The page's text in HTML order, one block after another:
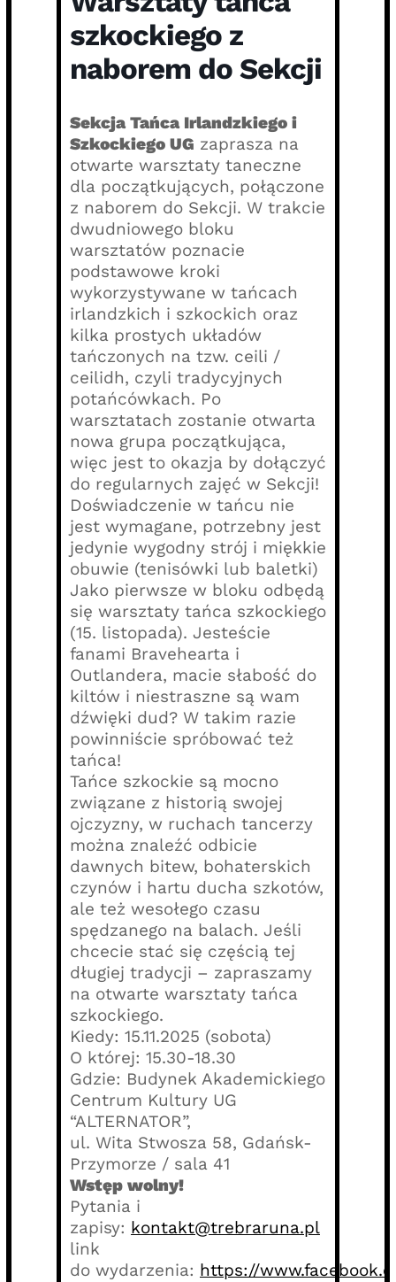
szkockiego z
naborem do Sekcji
Sekcja Tańca Irlandzkiego i
Szkockiego UG zaprasza na
otwarte warsztaty taneczne
dla początkujących, połączone
z naborem do Sekcji. W trakcie
dwudniowego bloku
warsztatów poznacie
podstawowe kroki
wykorzystywane w tańcach
irlandzkich i szkockich oraz
kilka prostych układów
tańczonych na tzw. ceili /
ceilidh, czyli tradycyjnych
potańcówkach. Po
warsztatach zostanie otwarta
nowa grupa początkująca,
więc jest to okazja by dołączyć
do regularnych zajęć w Sekcji!
Doświadczenie w tańcu nie
jest wymagane, potrzebny jest
jedynie wygodny strój i miękkie
obuwie (tenisówki lub baletki)
Jako pierwsze w bloku odbędą
się warsztaty tańca szkockiego
(15. listopada). Jesteście
fanami Bravehearta i
Outlandera, macie słabość do
kiltów i niestraszne są wam
dźwięki dud? W takim razie
powinniście spróbować też
tańca!
Tańce szkockie są mocno
związane z historią swojej
ojczyzny, w ruchach tancerzy
można znaleźć odbicie
dawnych bitew, bohaterskich
czynów i hartu ducha szkotów,
ale też wesołego czasu
spędzanego na balach. Jeśli
chcecie stać się częścią tej
długiej tradycji – zapraszamy
na otwarte warsztaty tańca
szkockiego.
Kiedy: 15.11.2025 (sobota)
O której: 15.30-18.30
Gdzie: Budynek Akademickiego
Centrum Kultury UG
“ALTERNATOR”,
ul. Wita Stwosza 58, Gdańsk-
Przymorze / sala 41
Wstęp wolny!
Pytania i
zapisy: kontakt@trebraruna.pl
link
do wydarzenia: https://